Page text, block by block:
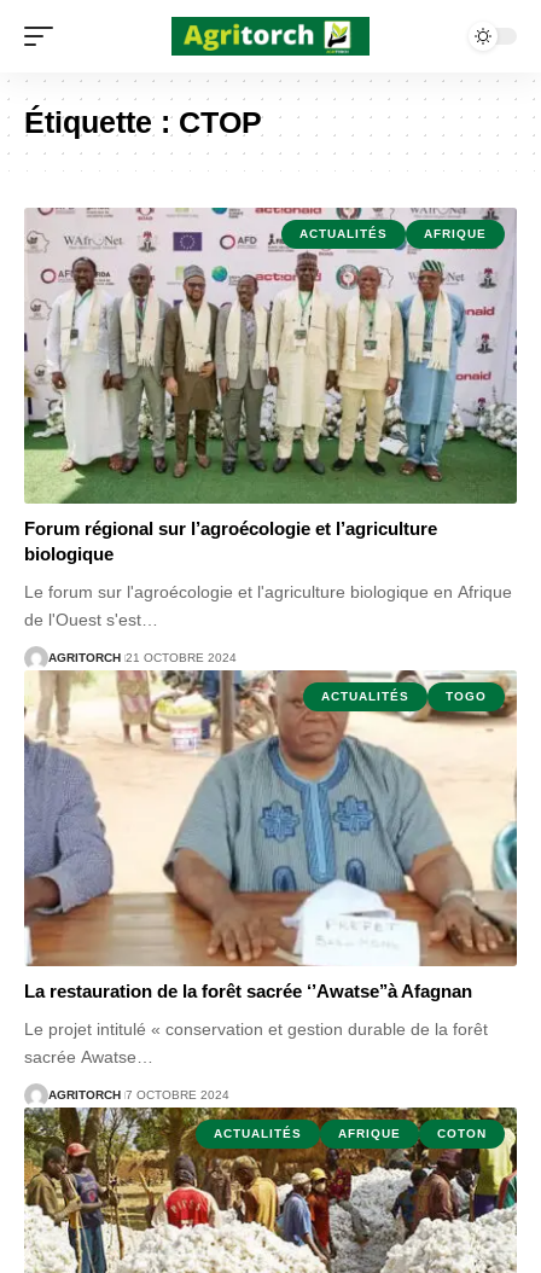
Étiquette : CTOP
ACTUALITÉS AFRIQUE
Forum régional sur l’agroécologie et l’agriculture
biologique
Le forum sur l'agroécologie et l'agriculture biologique en Afrique
de l'Ouest s'est
AGRITORCH 21 OCTOBRE 2024
ACTUALITÉS TOGO
La restauration de la forêt sacrée ‘’Awatse’’à Afagnan
Le projet intitulé « conservation et gestion durable de la forêt
sacrée Awatse
AGRITORCH 7 OCTOBRE 2024
ACTUALITÉS AFRIQUE COTON